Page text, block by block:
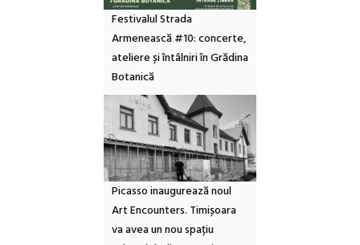
Festivalul Strada
Armenească #10: concerte,
ateliere și întâlniri în Grădina
Botanică
Picasso inaugurează noul
Art Encounters. Timișoara
va avea un nou spațiu